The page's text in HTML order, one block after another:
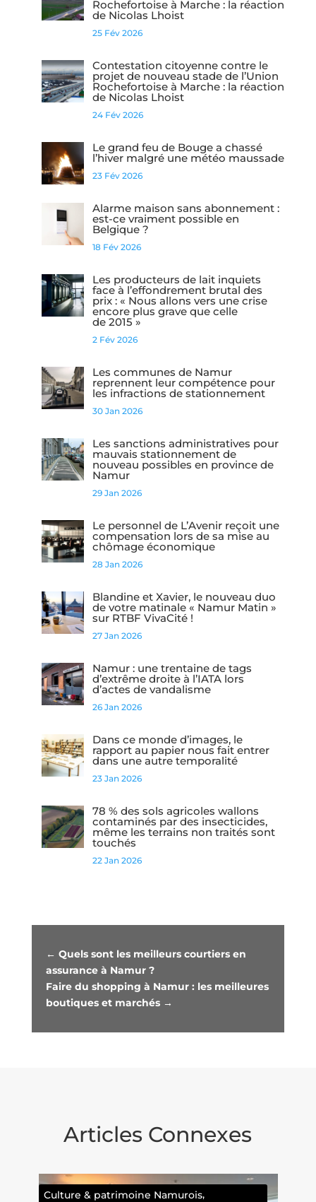
Rochefortoise à Marche : la réaction
de Nicolas Lhoist
25 Fév 2026
Contestation citoyenne contre le
projet de nouveau stade de l’Union
Rochefortoise à Marche : la réaction
de Nicolas Lhoist
24 Fév 2026
Le grand feu de Bouge a chassé
l’hiver malgré une météo maussade
23 Fév 2026
Alarme maison sans abonnement :
est-ce vraiment possible en
Belgique ?
18 Fév 2026
Les producteurs de lait inquiets
face à l’effondrement brutal des
prix : « Nous allons vers une crise
encore plus grave que celle
de 2015 »
2 Fév 2026
Les communes de Namur
reprennent leur compétence pour
les infractions de stationnement
30 Jan 2026
Les sanctions administratives pour
mauvais stationnement de
nouveau possibles en province de
Namur
29 Jan 2026
Le personnel de L’Avenir reçoit une
compensation lors de sa mise au
chômage économique
28 Jan 2026
Blandine et Xavier, le nouveau duo
de votre matinale « Namur Matin »
sur RTBF VivaCité !
27 Jan 2026
Namur : une trentaine de tags
d’extrême droite à l’IATA lors
d’actes de vandalisme
26 Jan 2026
Dans ce monde d’images, le
rapport au papier nous fait entrer
dans une autre temporalité
23 Jan 2026
78 % des sols agricoles wallons
contaminés par des insecticides,
même les terrains non traités sont
touchés
22 Jan 2026
← Quels sont les meilleurs courtiers en
assurance à Namur ?
Faire du shopping à Namur : les meilleures
boutiques et marchés→
Articles Connexes
Faits divers namurois